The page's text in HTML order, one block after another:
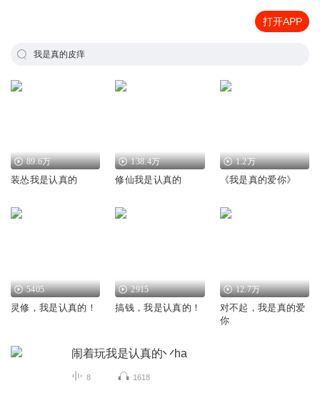
打开APP
我是真的皮痒
89.6万
装怂我是认真的
138.4万
修仙我是认真的
1.2万
《我是真的爱你》
5405
灵修，我是认真的！
2915
搞钱，我是认真的！
12.7万
对不起，我是真的爱
你
闹着玩我是认真的丷ha
8 1618